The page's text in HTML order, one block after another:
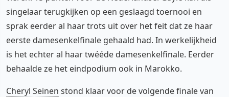
singelaar terugkijken op een geslaagd toernooi en
sprak eerder al haar trots uit over het feit dat ze haar
eerste damesenkelfinale gehaald had. In werkelijkheid
is het echter al haar twééde damesenkelfinale. Eerder
behaalde ze het eindpodium ook in Marokko.
Cheryl Seinen stond klaar voor de volgende finale van